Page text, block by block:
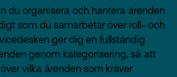
du organisera och hantera ärenden
som du samarbetar över roll- och
ger dig en fullständig
genom kategorisering, så att
vilka ärenden som kräver